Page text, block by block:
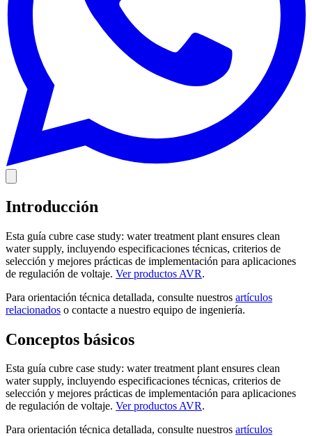
Introducción
Esta guía cubre case study: water treatment plant ensures clean
water supply, incluyendo especificaciones técnicas, criterios de
selección y mejores prácticas de implementación para aplicaciones
de regulación de voltaje. Ver productos AVR.
Para orientación técnica detallada, consulte nuestros artículos
relacionados o contacte a nuestro equipo de ingeniería.
Conceptos básicos
Esta guía cubre case study: water treatment plant ensures clean
water supply, incluyendo especificaciones técnicas, criterios de
selección y mejores prácticas de implementación para aplicaciones
de regulación de voltaje. Ver productos AVR.
Para orientación técnica detallada, consulte nuestros artículos